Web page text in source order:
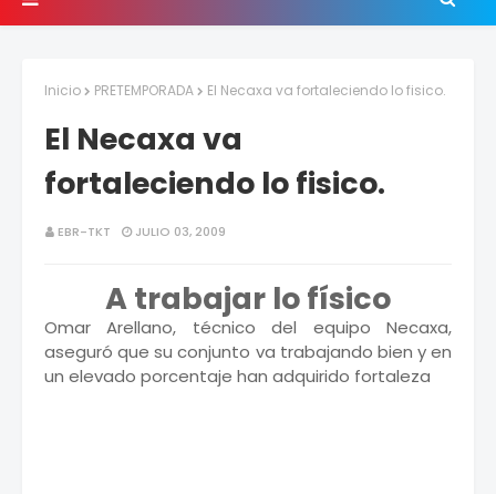
Inicio PRETEMPORADA El Necaxa va fortaleciendo lo fisico.
El Necaxa va
fortaleciendo lo fisico.
EBR-TKT JULIO 03, 2009
A trabajar lo físico
Omar Arellano, técnico del equipo Necaxa,
aseguró que su conjunto va trabajando bien y en
un elevado porcentaje han adquirido fortaleza